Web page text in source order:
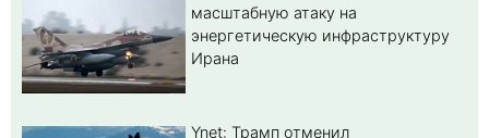
масштабную атаку на
энергетическую инфраструктуру
Ирана
Ynet: Трамп отменил